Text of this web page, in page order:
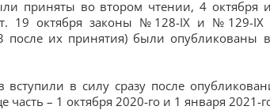
приняты во втором чтении, 4 октября
19 октября законы №128-IX и №129-
после их принятия) были опубликованы
в силу сразу после
часть – 1 октября 2020-го и 1 января 2021-